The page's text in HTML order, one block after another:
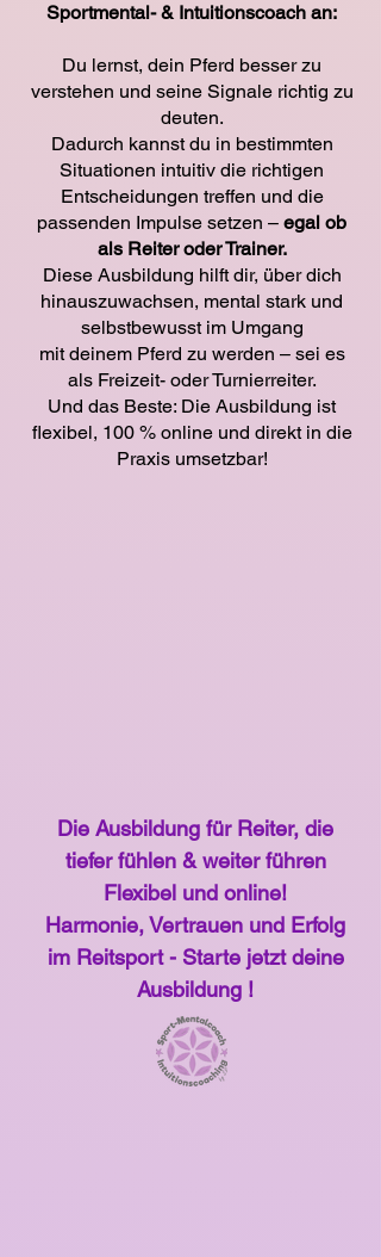
Sportmental- & Intuitionscoach an:
Du lernst, dein Pferd besser zu
verstehen und seine Signale richtig zu
deuten.
Dadurch kannst du in bestimmten
Situationen intuitiv die richtigen
Entscheidungen treffen und die
passenden Impulse setzen – egal ob
als Reiter oder Trainer.
Diese Ausbildung hilft dir, über dich
hinauszuwachsen, mental stark und
selbstbewusst im Umgang
mit deinem Pferd zu werden – sei es
als Freizeit- oder Turnierreiter.
Und das Beste: Die Ausbildung ist
flexibel, 100 % online und direkt in die
Praxis umsetzbar!
Die Ausbildung für Reiter, die
tiefer fühlen & weiter führen
Flexibel und online!
Harmonie, Vertrauen und Erfolg
im Reitsport - Starte jetzt deine
Ausbildung !